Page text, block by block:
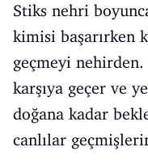
Stiks nehri
kimisi başarırken
geçmeyi
karşıya geçer ve
doğana kadar
canlılar